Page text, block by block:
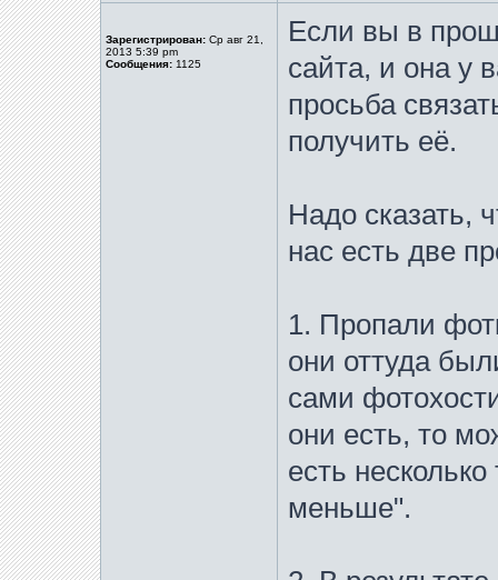
Зарегистрирован: Ср авг 21,
2013 5:39 pm
Сообщения: 1125
Если вы в
сайта, и она у
просьба
получить её.
Надо сказать,
нас есть две
1. Пропали
они оттуда
сами
они есть, то
есть
меньше".